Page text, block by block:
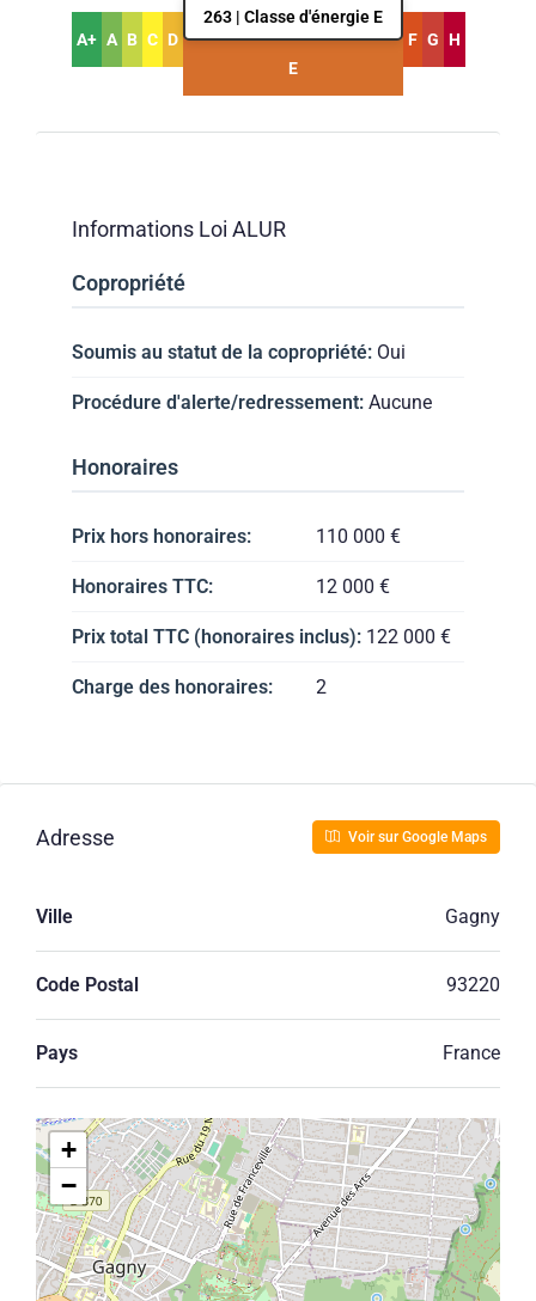
A+ A B C D
263 | Classe d'énergie E
E
F G H
Informations Loi ALUR
Copropriété
Soumis au statut de la copropriété: Oui
Procédure d'alerte/redressement: Aucune
Honoraires
Prix hors honoraires: 110 000 €
Honoraires TTC: 12 000 €
Prix total TTC (honoraires inclus): 122 000 €
Charge des honoraires: 2
Adresse Voir sur Google Maps
Ville Gagny
Code Postal 93220
Pays France
+
−